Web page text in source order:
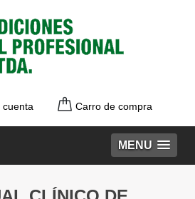
cuenta Carro de compra
MENU